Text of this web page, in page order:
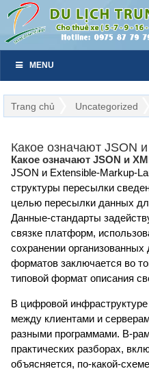
MENU
Trang chủ Uncategorized
Какое означают JSON
Какое означают JSON и
JSON и Extensible-Markup-
структуры пересылки
целью пересылки данных
Данные-стандарты
связке платформ,
сохранении
форматов заключается во
типовой формат описания
В цифровой
между клиентами и
разными программами. В-
практических разборах,
объясняется, по-какой-